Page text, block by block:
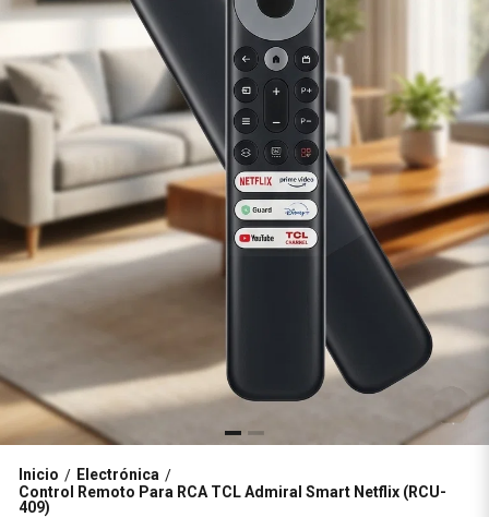
Inicio / Electrónica /
Control Remoto Para RCA TCL Admiral Smart Netflix (RCU-
409)